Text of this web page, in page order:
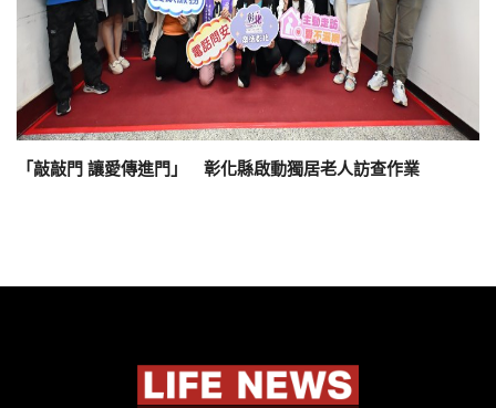
「敲敲門 讓愛傳進門」 彰化縣啟動獨居老人訪查作業